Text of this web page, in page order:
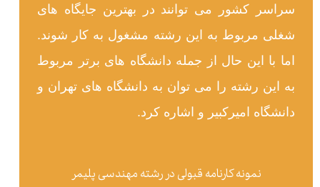
سراسر کشور می توانند در بهترین جایگاه های
شغلی مربوط به این رشته مشغول به کار شوند.
اما با این حال از جمله دانشگاه های برتر مربوط
به این رشته را می توان به دانشگاه های تهران و
دانشگاه امیرکبیر و اشاره کرد.
نمونه کارنامه قبولی در رشته مهندسی پلیمر